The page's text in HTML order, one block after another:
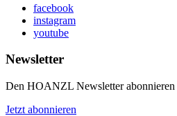
facebook
instagram
youtube
Newsletter
Den HOANZL Newsletter abonnieren
Jetzt abonnieren